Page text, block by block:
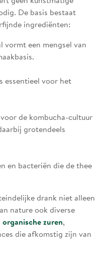
De basis bestaat
ingrediënten:
vormt een mengsel van
essentieel voor het
de kombucha-cultuur
grotendeels
en bacteriën die de thee
drank niet alleen
nature ook diverse
organische zuren,
die afkomstig zijn van